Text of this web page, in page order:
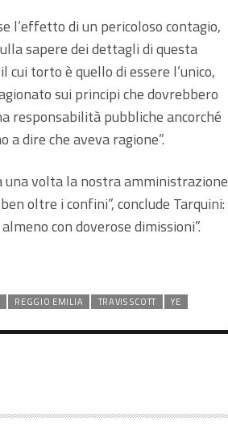
l’effetto di un pericoloso contagio,
sapere dei dettagli di questa
cui torto è quello di essere l’unico,
sui principi che dovrebbero
responsabilità pubbliche ancorché
a dire che aveva ragione”.
una volta la nostra amministrazione
oltre i confini”, conclude Tarquini:
con doverose dimissioni”.
REGGIO EMILIA TRAVIS SCOTT YE